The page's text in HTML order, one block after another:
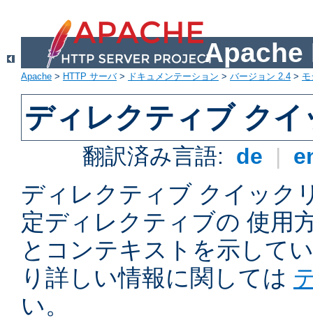
Apache
Apache > HTTP サーバ> ドキュメンテーション > バージョン 2.4 >
ディレクティブ ク
翻訳済み言語: de |
ディレクティブ クイック
定ディレクティブの 使用
とコンテキストを示して
り詳しい情報に関しては
い。